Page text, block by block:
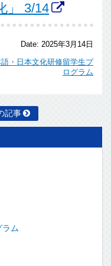
」 3/14
Date: 2025年3月14日
語・日本文化研修留学生プ
ログラム
記事
ラム